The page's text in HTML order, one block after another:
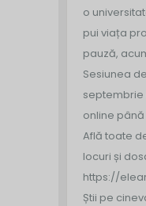
o
pui viața
pauză,
Sesiunea
septembrie
online
Află toate
locuri și
https://
Știi pe